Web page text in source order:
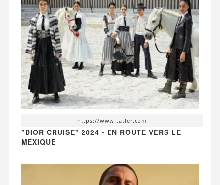
https://www.tatler.com
"DIOR CRUISE" 2024 - EN ROUTE VERS LE
MEXIQUE